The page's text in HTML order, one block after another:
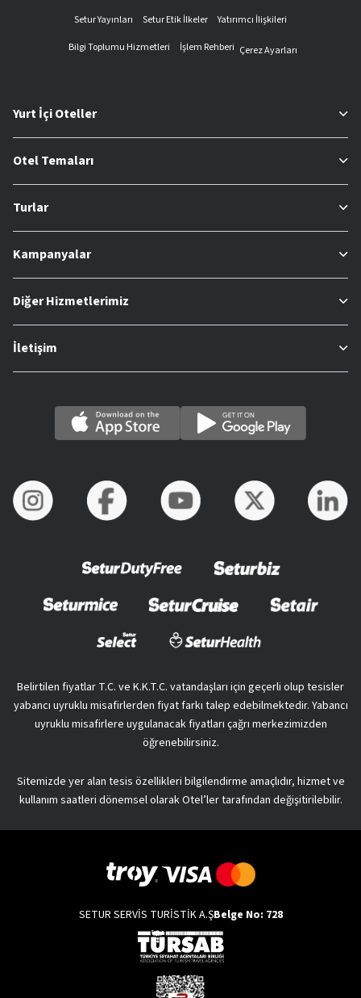
Setur Yayınları
Setur Etik İlkeler
Yatırımcı İlişkileri
Bilgi Toplumu Hizmetleri
İşlem Rehberi Çerez Ayarları
Yurt İçi Oteller
Otel Temaları
Turlar
Kampanyalar
Diğer Hizmetlerimiz
İletişim
Belirtilen fiyatlar T.C. ve K.K.T.C. vatandaşları için geçerli olup tesisler
yabancı uyruklu misafirlerden fiyat farkı talep edebilmektedir. Yabancı
uyruklu misafirlere uygulanacak fiyatları çağrı merkezimizden
öğrenebilirsiniz.
Sitemizde yer alan tesis özellikleri bilgilendirme amaçlıdır, hizmet ve
kullanım saatleri dönemsel olarak Otel’ler tarafından değişitirilebilir.
SETUR SERVİS TURİSTİK A.ŞBelge No: 728